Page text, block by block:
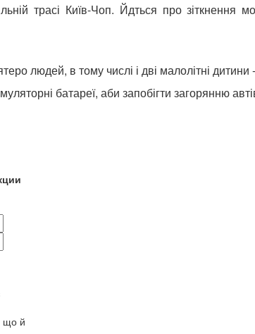
трасі Київ-Чоп. Йдться про зіткнення
людей, в тому числі і дві малолітні дитини -
батареї, аби запобігти загорянню
що й